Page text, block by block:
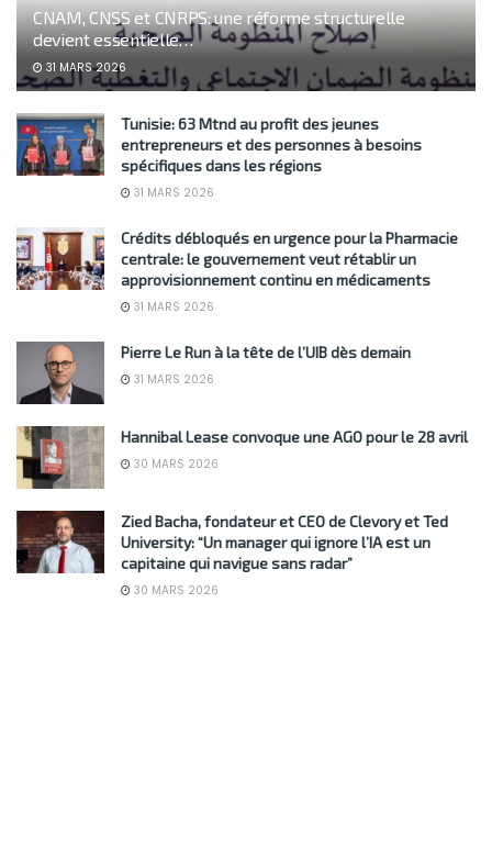
CNAM, CNSS et CNRPS: une réforme structurelle
devient essentielle…
31 MARS 2026
Tunisie: 63 Mtnd au profit des jeunes
entrepreneurs et des personnes à besoins
spécifiques dans les régions
31 MARS 2026
Crédits débloqués en urgence pour la Pharmacie
centrale: le gouvernement veut rétablir un
approvisionnement continu en médicaments
31 MARS 2026
Pierre Le Run à la tête de l’UIB dès demain
31 MARS 2026
Hannibal Lease convoque une AGO pour le 28 avril
30 MARS 2026
Zied Bacha, fondateur et CEO de Clevory et Ted
University: “Un manager qui ignore l’IA est un
capitaine qui navigue sans radar”
30 MARS 2026